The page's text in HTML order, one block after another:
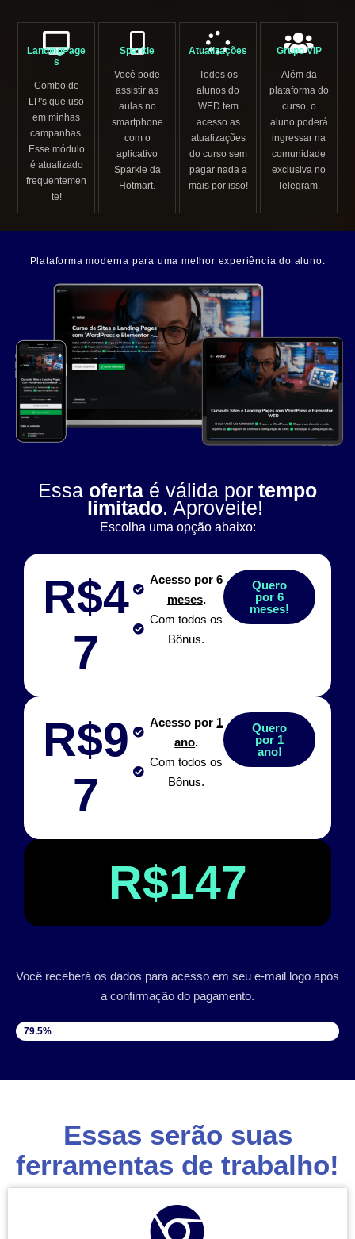
LandingPage
s
Combo de
LP's que uso
em minhas
campanhas.
Esse módulo
é atualizado
frequentemen
te!
Sparkle
Você pode
assistir as
aulas no
smartphone
com o
aplicativo
Sparkle da
Hotmart.
Atualizações
Todos os
alunos do
WED tem
acesso as
atualizações
do curso sem
pagar nada a
mais por isso!
Grupo VIP
Além da
plataforma do
curso, o
aluno poderá
ingressar na
comunidade
exclusiva no
Telegram.
Plataforma moderna para uma melhor experiência do aluno.
Essa oferta é válida por tempo
limitado. Aproveite!
Escolha uma opção abaixo:
R$4
7
Acesso por6
meses.
Com todos os
Bônus.
Quero
por 6
meses!
R$9
7
Acesso por 1
ano.
Com todos os
Bônus.
Quero
por 1
ano!
R$147
Você receberá os dados para acesso em seu e-mail logo após
a confirmação do pagamento.
VAGAS DISPONÍVEIS
79.5%
Essas serão suas
ferramentas de trabalho!